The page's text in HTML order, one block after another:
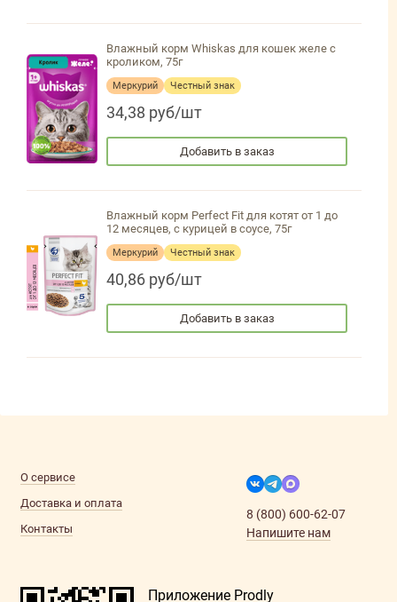
Влажный корм Whiskas для кошек желе с
кроликом, 75г
Меркурий Честный знак
34,38 руб/шт
Добавить в заказ
Влажный корм Perfect Fit для котят от 1 до
12 месяцев, с курицей в соусе, 75г
Меркурий Честный знак
40,86 руб/шт
Добавить в заказ
О сервисе
Доставка и оплата
Контакты
8 (800) 600-62-07
Напишите нам
Приложение Prodly